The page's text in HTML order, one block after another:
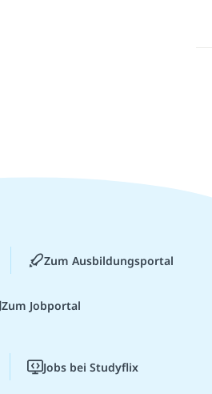
Zum Ausbildungsportal
Zum Jobportal
Jobs bei Studyflix